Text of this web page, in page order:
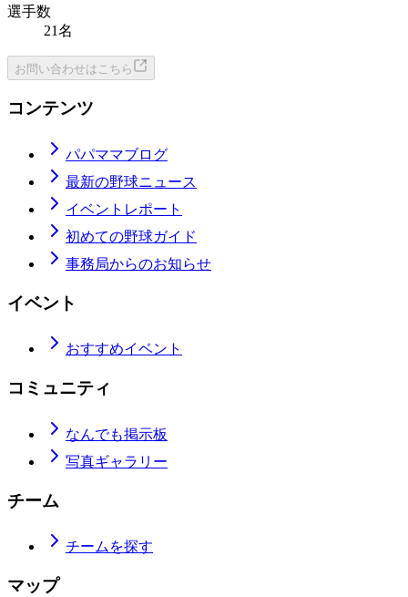
選手数
21名
お問い合わせはこちら
コンテンツ
パパママブログ
最新の野球ニュース
イベントレポート
初めての野球ガイド
事務局からのお知らせ
イベント
おすすめイベント
コミュニティ
なんでも掲示板
写真ギャラリー
チーム
チームを探す
マップ